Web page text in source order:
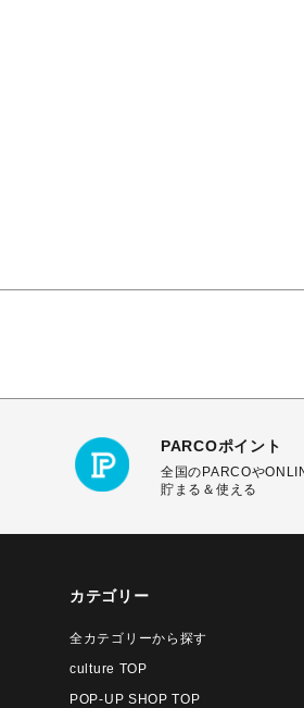
PARCOポイント
全国のPARCOや
貯まる＆使える
カテゴリー
全カテゴリーから探す
culture TOP
POP-UP SHOP TOP